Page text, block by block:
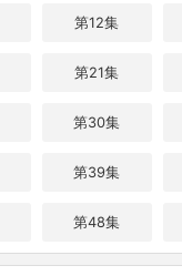
第12集
第21集
第30集
第39集
第48集